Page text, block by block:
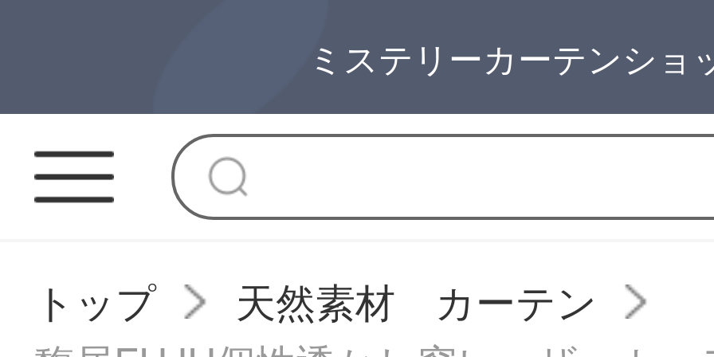
ミステリーカーテンショ
トップ
天然素材 カーテン